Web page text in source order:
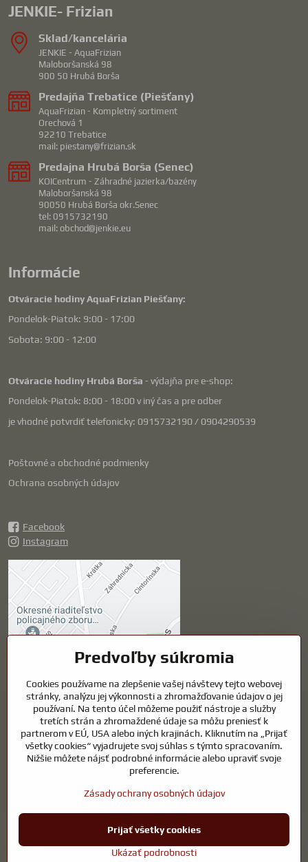
JENKIE- Frizian
Sklad/kancelária
JENKIE - AquaFrizian
Maloboršanská 98
900 50 Hrubá Borša
Predajňa Trebatice (Piešťany)
AquaFrizian - Kompletný sortiment
Orechová 1
92210 Trebatice
mail: piestany@frizian.sk
Predajna Hrubá Borša (Senec)
KOICentrum - Záhradné jazierka/bazény
Maloboršanská 98
90050 Hrubá Borša okr.Senec
tel: 0915732190
mail: obchod@jenkie.eu
Informácie
Otváracie hodiny AquaFrizian Piešťany:
Pondelok-Piatok: 9:00 - 17:00
Sobota: 9:00 - 12:00
Otváracie hodiny Hrubá Borša - výdajňa pre e-shop:
Pondelok-Piatok: 8:00 - 18:00 v iný čas a pre odber
je vhodné potvrdiť telefonicky: 0915732190 / 0904290539
Poštovné a obchodné podmienky
Ochrana osobných údajov
Facebook
Instagram
Externý obsah je
blokovaný Voľbami
súkromia
Prajete si načítať externý obsah?
Povoliť tentokrát
Povoliť a zapamätať -
súhlas s druhom cookie:
Funkčné
Otvoriť obsah v novom okne
©2026Copyright
Predvoľby súkromiaZásady ochrany osobných údajov
Vytvorené pomocou:BiznisWeb.sk
Predvoľby súkromia
Cookies používame na zlepšenie vašej návštevy tejto webovej
stránky, analýzu jej výkonnosti a zhromažďovanie údajov o jej
používaní. Na tento účel môžeme použiť nástroje a služby
tretích strán a zhromaždené údaje sa môžu preniesť k
partnerom v EÚ, USA alebo iných krajinách. Kliknutím na „Prijať
všetky cookies“ vyjadrujete svoj súhlas s týmto spracovaním.
Nižšie môžete nájsť podrobné informácie alebo upraviť svoje
preferencie.
Zásady ochrany osobných údajov
Ukázať podrobnosti
Prijať všetky cookies